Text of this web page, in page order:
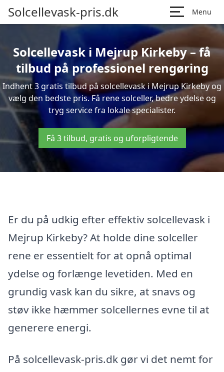
Solcellevask-pris.dk Menu
Solcellevask i Mejrup Kirkeby – få
tilbud på professionel rengøring
Indhent 3 gratis tilbud på solcellevask i Mejrup Kirkeby og
vælg den bedste pris. Få rene solceller, bedre ydelse og
tryg service fra lokale specialister.
Få 3 tilbud, gratis og uforpligtende
Er du på udkig efter effektiv solcellevask i
Mejrup Kirkeby? At holde dine solceller
rene er essentielt for at opnå optimal
ydelse og forlænge levetiden. Med en
grundig vask kan du sikre, at snavs og
støv ikke hæmmer solcellernes evne til at
generere energi.
På solcellevask-pris.dk gør vi det nemt for